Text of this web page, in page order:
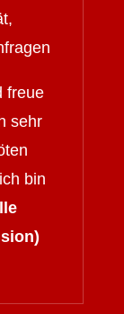
freue
sehr
bin